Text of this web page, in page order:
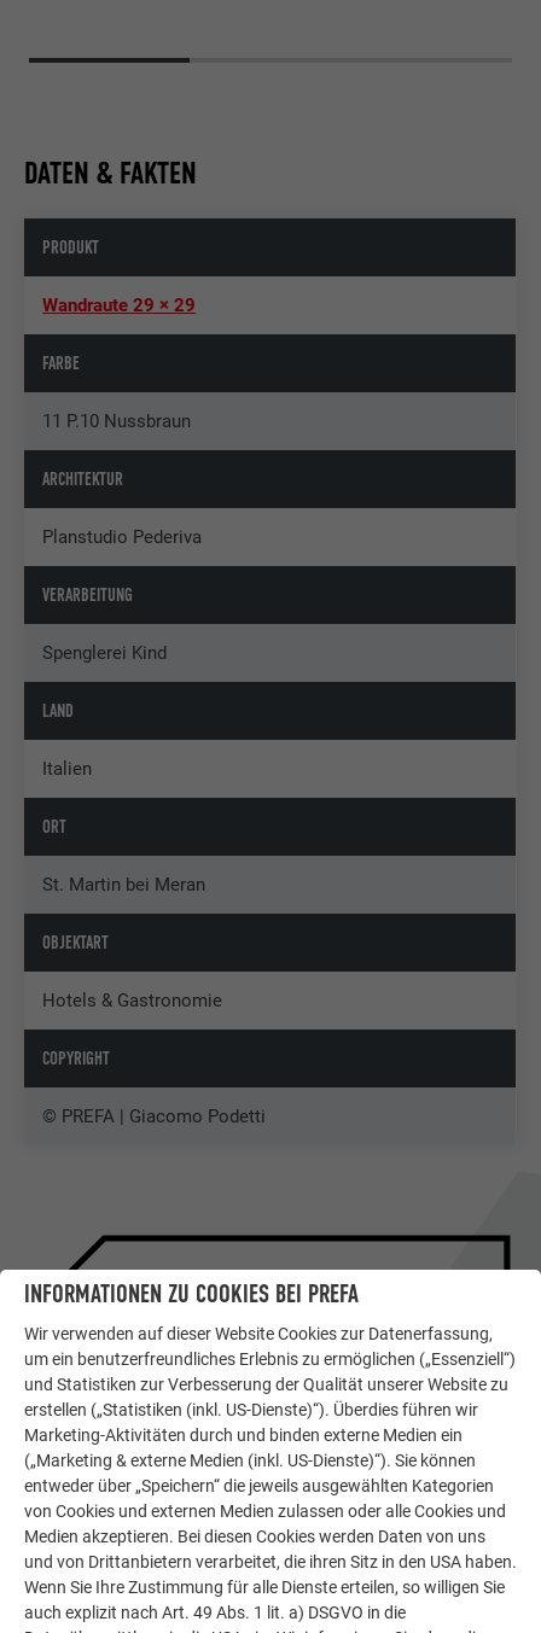
DATEN & FAKTEN
PRODUKT
Wandraute 29 × 29
FARBE
11 P.10 Nussbraun
ARCHITEKTUR
Planstudio Pederiva
VERARBEITUNG
Spenglerei Kind
LAND
Italien
ORT
St. Martin bei Meran
OBJEKTART
Hotels & Gastronomie
COPYRIGHT
© PREFA | Giacomo Podetti
DETAIL-BERICHT ZUM
OBJEKT
VORZEIGEOBJEKT EUROPÄISCHER
ARCHITEKTUR
INFORMATIONEN ZU COOKIES BEI PREFA
Wir verwenden auf dieser Website Cookies zur Datenerfassung,
um ein benutzerfreundliches Erlebnis zu ermöglichen („Essenziell“)
und Statistiken zur Verbesserung der Qualität unserer Website zu
erstellen („Statistiken (inkl. US-Dienste)“). Überdies führen wir
Marketing-Aktivitäten durch und binden externe Medien ein
(„Marketing & externe Medien (inkl. US-Dienste)“). Sie können
entweder über „Speichern“ die jeweils ausgewählten Kategorien
von Cookies und externen Medien zulassen oder alle Cookies und
Medien akzeptieren. Bei diesen Cookies werden Daten von uns
und von Drittanbietern verarbeitet, die ihren Sitz in den USA haben.
Wenn Sie Ihre Zustimmung für alle Dienste erteilen, so willigen Sie
auch explizit nach Art. 49 Abs. 1 lit. a) DSGVO in die